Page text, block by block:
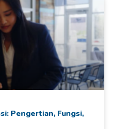
Pengertian, Fungsi,